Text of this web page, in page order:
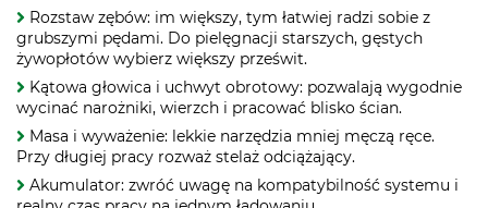
Rozstaw zębów: im większy, tym łatwiej radzi sobie z
grubszymi pędami. Do pielęgnacji starszych, gęstych
żywopłotów wybierz większy prześwit.
Kątowa głowica i uchwyt obrotowy: pozwalają wygodnie
wycinać narożniki, wierzch i pracować blisko ścian.
Masa i wyważenie: lekkie narzędzia mniej męczą ręce.
Przy długiej pracy rozważ stelaż odciążający.
Akumulator: zwróć uwagę na kompatybilność systemu i